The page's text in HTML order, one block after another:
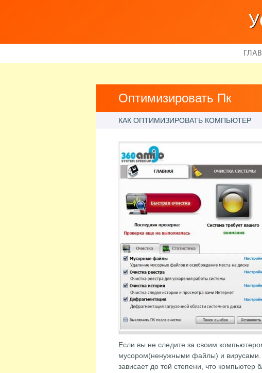
Оптимизировать Пк
КАК ОПТИМИЗИРОВАТЬ КОМПЬЮТЕР
Если вы не следите за своим
мусором(ненужными файлы) и вирусами.
зависает до той степени, что компьютер